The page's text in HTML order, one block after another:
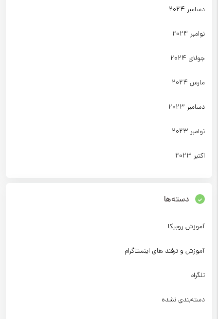
دسامبر 2024
نوامبر 2024
جولای 2024
مارس 2024
دسامبر 2023
نوامبر 2023
اکتبر 2023
دسته‌ها
آموزش روبیکا
آموزش و ترفند های اینستاگرام
تلگرام
دسته‌بندی نشده